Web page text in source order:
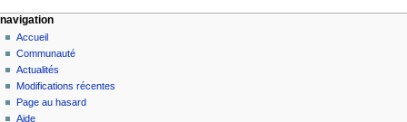
navigation
Accueil
Communauté
Actualités
Modifications récentes
Page au hasard
Aide